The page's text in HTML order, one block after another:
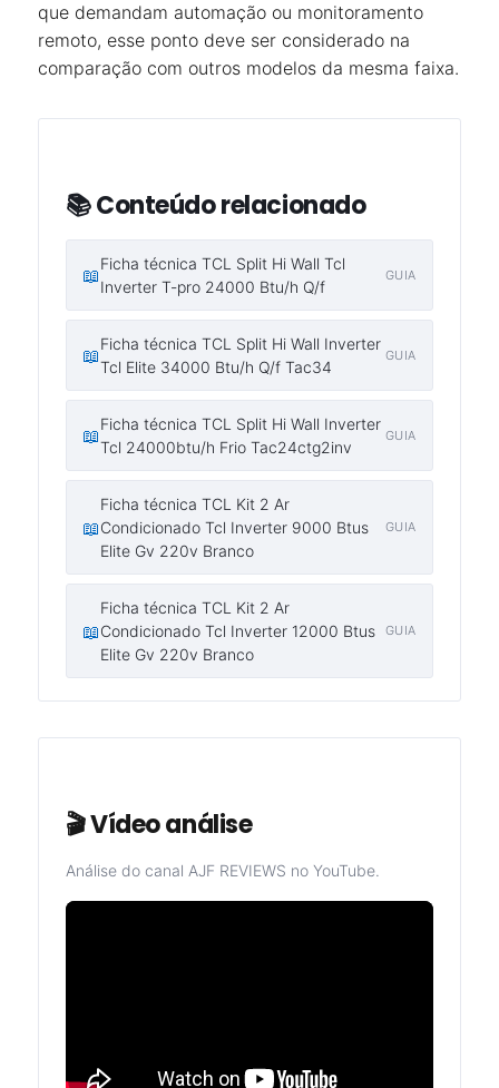
que demandam automação ou monitoramento
remoto, esse ponto deve ser considerado na
comparação com outros modelos da mesma faixa.
📚 Conteúdo relacionado
📖
Ficha técnica TCL Split Hi Wall Tcl
Inverter T-pro 24000 Btu/h Q/f
GUIA
📖
Ficha técnica TCL Split Hi Wall Inverter
Tcl Elite 34000 Btu/h Q/f Tac34
GUIA
📖
Ficha técnica TCL Split Hi Wall Inverter
Tcl 24000btu/h Frio Tac24ctg2inv
GUIA
📖
Ficha técnica TCL Kit 2 Ar
Condicionado Tcl Inverter 9000 Btus
Elite Gv 220v Branco
GUIA
📖
Ficha técnica TCL Kit 2 Ar
Condicionado Tcl Inverter 12000 Btus
Elite Gv 220v Branco
GUIA
🎬 Vídeo análise
Análise do canal AJF REVIEWS no YouTube.